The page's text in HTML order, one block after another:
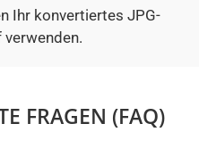
Ihr konvertiertes JPG-
FRAGEN (FAQ)